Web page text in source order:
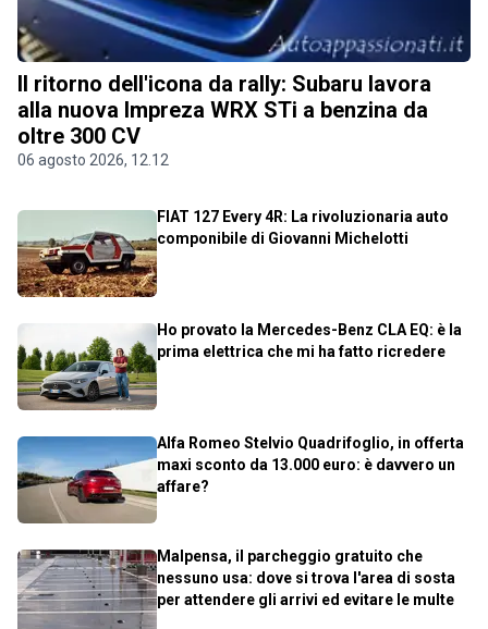
Il ritorno dell'icona da rally: Subaru lavora
alla nuova Impreza WRX STi a benzina da
oltre 300 CV
06 agosto 2026, 12.12
FIAT 127 Every 4R: La rivoluzionaria auto
componibile di Giovanni Michelotti
Ho provato la Mercedes-Benz CLA EQ: è la
prima elettrica che mi ha fatto ricredere
Alfa Romeo Stelvio Quadrifoglio, in offerta
maxi sconto da 13.000 euro: è davvero un
affare?
Malpensa, il parcheggio gratuito che
nessuno usa: dove si trova l'area di sosta
per attendere gli arrivi ed evitare le multe